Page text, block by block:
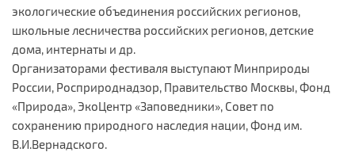
экологические объединения российских регионов,
школьные лесничества российских регионов, детские
дома, интернаты и др.
Организаторами фестиваля выступают Минприроды
России, Росприроднадзор, Правительство Москвы, Фонд
«Природа», ЭкоЦентр «Заповедники», Совет по
сохранению природного наследия нации, Фонд им.
В.И.Вернадского.